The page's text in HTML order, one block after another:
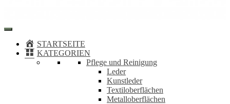
STARTSEITE
KATEGORIEN
Pflege und Reinigung
Leder
Kunstleder
Textiloberflächen
Metalloberflächen